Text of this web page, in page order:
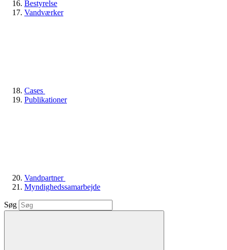
Bestyrelse
Vandværker
Cases
Publikationer
Vandpartner
Myndighedssamarbejde
Søg